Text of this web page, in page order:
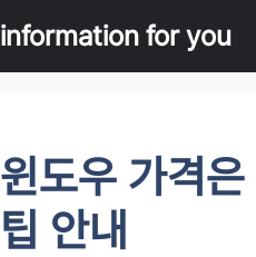
information for you
윈도우 가격
팁 안내